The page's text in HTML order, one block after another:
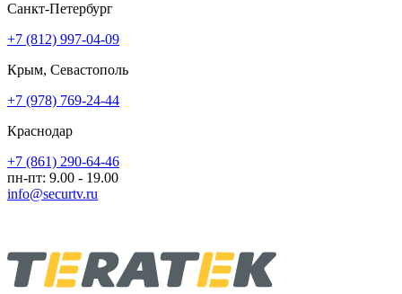
Санкт-Петербург
+7 (812) 997-04-09
Крым, Севастополь
+7 (978) 769-24-44
Краснодар
+7 (861) 290-64-46
пн-пт: 9.00 - 19.00
info@securtv.ru